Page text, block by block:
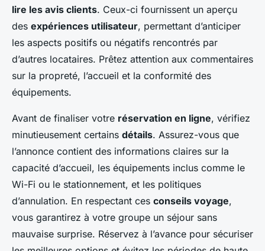
lire les avis clients. Ceux-ci fournissent un aperçu
des expériences utilisateur, permettant d’anticiper
les aspects positifs ou négatifs rencontrés par
d’autres locataires. Prêtez attention aux commentaires
sur la propreté, l’accueil et la conformité des
équipements.
Avant de finaliser votre réservation en ligne, vérifiez
minutieusement certains détails. Assurez-vous que
l’annonce contient des informations claires sur la
capacité d’accueil, les équipements inclus comme le
Wi-Fi ou le stationnement, et les politiques
d’annulation. En respectant ces conseils voyage,
vous garantirez à votre groupe un séjour sans
mauvaise surprise. Réservez à l’avance pour sécuriser